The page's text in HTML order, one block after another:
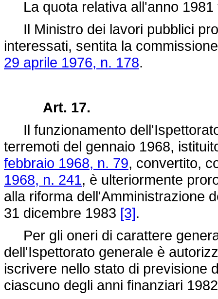
La quota relativa all'anno 1981
Il Ministro dei lavori pubblici
interessati, sentita la
29 aprile 1976, n. 178.
Art. 17.
Il funzionamento
terremoti del gennaio 1968,
febbraio 1968, n. 79, convertito,
1968, n. 241, è ulteriormente
alla riforma dell'Amministrazione
31 dicembre 1983 [3].
Per gli oneri di carattere
dell'Ispettorato generale è
iscrivere nello stato di previsione
ciascuno degli anni finanziari